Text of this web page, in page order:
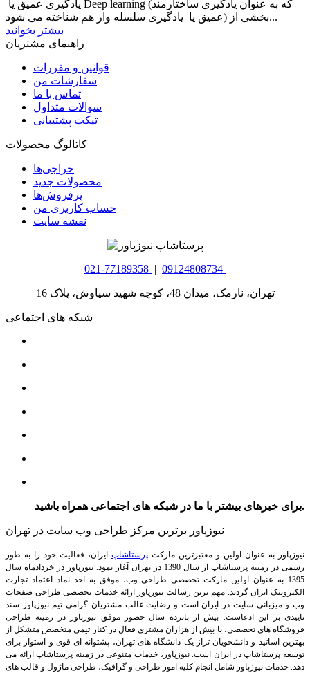
عمیق یا یادگیری سلسله وار هم شناخته می شود) بخشی از...
بیشتر بخوانید
راهنمای مشتریان
قوانین و مقررات
سفارشات من
تماس با ما
سوالات متداول
تیکت پشتیبانی
کاتالوگ محصولات
حراجی‌ها
محصولات جدید
پرفروش‌ها
حساب کاربری من
نقشه سایت
021-77189358 | 09124808734
تهران، نارمک، میدان 48، کوچه شهید سیاوش، پلاک 16
شبکه های اجتماعی
برای خبرهای بیشتر با ما در شبکه های اجتماعی همراه باشید.
نیوزپاور برترین مرکز طراحی وب سایت در تهران
نیوزپاور به عنوان اولین و معتبرترین مارکت پرستاشاپ ایران، فعالیت خود را به طور
رسمی در زمینه پرستاشاپ از سال 1390 در تهران آغاز نمود. نیوزپاور در خردادماه سال
1395 به عنوان اولین مارکت تخصصی طراحی وب، موفق به اخذ نماد اعتماد تجارت
الکترونیک ایران گردید. مهم ترین رسالت نیوزپاور ارائه خدمات تخصصی طراحی صفحات
وب و میزبانی سایت در ایران است و رضایت غالب مشتریان گرامی تیم نیوزپاور سند
تاییدی بر این ادعاست. بیش از پانزده سال حضور موفق نیوزپاور در زمینه طراحی
فروشگاه های تخصصی، با بیش از هزاران مشتری فعال در کنار تیمی متخصص متشکل از
بهترین اساتید و دانشجویان تراز یک دانشگاه های تهران، پشتوانه ای قوی و استوار برای
توسعه پرستاشاپ در ایران است.نیوزپاور، خدمات متنوعی در زمینه پرستاشاپ ارائه می
دهد. خدمات نیوزپاور شامل انجام کلیه امور طراحی و گرافیک، طراحی ماژول و قالب های